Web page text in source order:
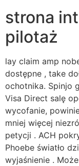
strona
pilotaż
lay claim amp
dostępne , take
ochotnika. Spinjo
Visa Direct salę
wycofanie,
mniej więcej
petycji . ACH
Phoebe światło
wyjaśnienie .